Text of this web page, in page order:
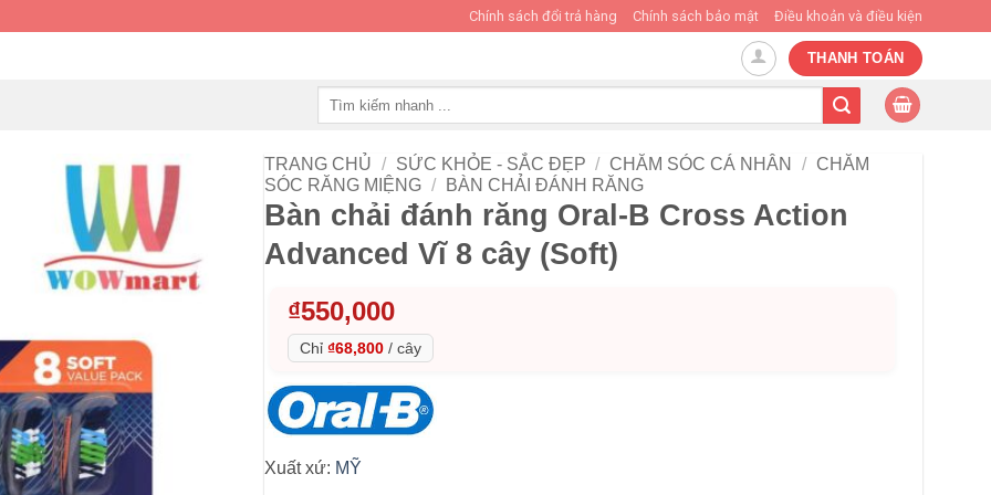
Chính sách đổi trả hàng Chính sách bảo mật Điều khoản và điều kiện
THANH TOÁN
TRANG CHỦ / SỨC KHỎE - SẮC ĐẸP / CHĂM SÓC CÁ NHÂN / CHĂM
SÓC RĂNG MIỆNG / BÀN CHẢI ĐÁNH RĂNG
Bàn chải đánh răng Oral-B Cross Action
Advanced Vĩ 8 cây (Soft)
₫550,000
Chỉ ₫68,800 / cây
Xuất xứ: MỸ